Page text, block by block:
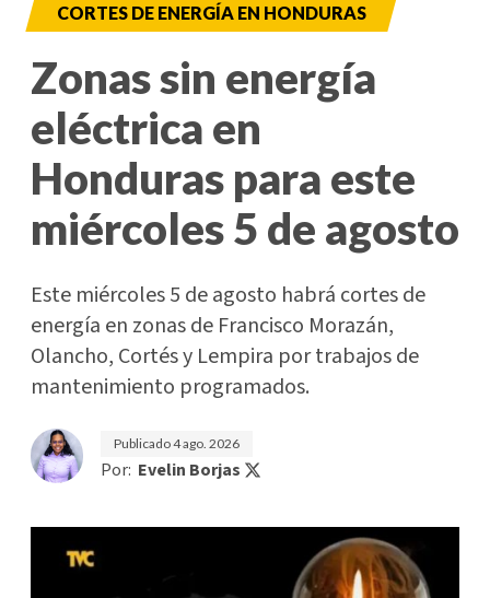
CORTES DE ENERGÍA EN HONDURAS
Zonas sin energía
eléctrica en
Honduras para este
miércoles 5 de agosto
Este miércoles 5 de agosto habrá cortes de
energía en zonas de Francisco Morazán,
Olancho, Cortés y Lempira por trabajos de
mantenimiento programados.
Publicado4 ago. 2026
Por: Evelin Borjas